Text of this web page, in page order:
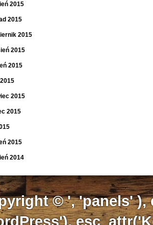
2015
2015
2015
2015
2015
2015
2015
2015
2014
© ', 'panels' ),